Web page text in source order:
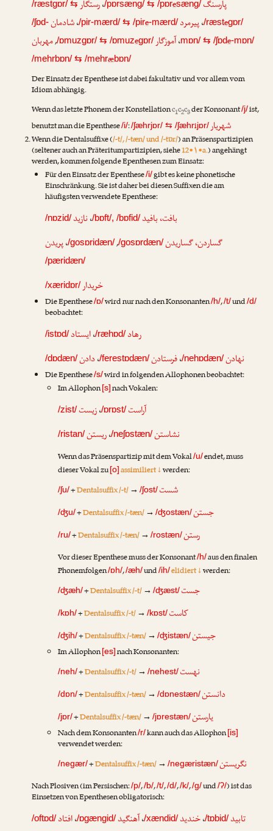
پارسنگ /pɒrsæng/⇆ /pɒresæng/ ،رستگار /ræstgɒr/⇆
/ræstegɒr/ ،پیرمرد /pir-mærd/⇆ /pire-mærd/ ،شادمان /ʃɒd-
mɒn/⇆ /ʃɒde-mɒn/ ،آموزگار /ɒmuzgɒr/⇆ /ɒmuzegɒr/
,مهربان
/mehrbɒn/⇆ /mehræbɒn/
Der Einsatz der Epenthese ist dabei fakultativ und vor allem vom
Idiom abhängig.
Wenn das letzte Phonem der Konstellationc1c2c3der Konsonant/j/ist,
benutzt man die Epenthese/i/:/ʃæhrjɒr/⇆ /ʃæhrijɒr/شهریار
Wenn die Dentalsuffixe (/-t/, /-tæn/ und /-tɒr/) an Präsenspartizipien
(seltener auch an Präteritumpartizipien, siehe12•۱•a.) angehängt
werden, kommen folgende Epenthesen zum Einsatz:
Für den Einsatz der Epenthese/i/gibt es keine phonetische
Einschränkung. Sie ist daher bei diesen Suffixen die am
häufigsten verwendete Epenthese:
بافت، بافید /bɒft/, /bɒfid/،نازید /nɒzid/
گساردن، گساریدن/gosɒrdæn/
,
/gosɒridæn/،پریدن
/pæridæn/
خریدار/xæridɒr/
Die Epenthese/ɒ/wird nur nach den Konsonanten/h/,/t/und/d/
beobachtet:
رهاد /ræhɒd/،ایستاد /istɒd/
نهادن/nehɒdæn/،فرستادن/ferestɒdæn/،دادن/dɒdæn/
Die Epenthese/s/wird in folgenden Allophonen beobachtet:
Im Allophon[s]nach Vokalen:
آراست /ɒrɒst/،زیست /zist/
نشاستن/neʃɒstæn/،ریستن/ristan/
Wenn das Präsenspartizip mit dem Vokal/u/endet, muss
dieser Vokal zu[o] assimiliert ↓werden:
/ʃu/+Dentalsuffix /-t/→/ʃost/شست
/ʤu/+Dentalsuffix /-tæn/→/ʤostæn/جستن
/ru/+Dentalsuffix /-tæn/→/rostæn/رستن
Vor dieser Epenthese muss der Konsonant/h/aus den finalen
Phonemfolgen/ɒh/,/æh/und/ih/elidiert ↓werden:
/ʤæh/+Dentalsuffix /-t/→/ʤæst/جست
/kɒh/+Dentalsuffix /-t/→/kɒst/کاست
/ʤih/+Dentalsuffix /-tæn/→/ʤistæn/جیستن
Im Allophon[es]nach Konsonanten:
/neh/+Dentalsuffix /-t/→/nehest/نهست
/dɒn/+Dentalsuffix /-tæn/→/dɒnestæn/دانستن
/jɒr/+Dentalsuffix /-tæn/→/jɒrestæn/یارستن
Nach dem Konsonanten/r/kann auch das Allophon[is]
verwendet werden:
/negær/+Dentalsuffix /-tæn/→/negæristæn/نگریستن
Nach Plosiven (im Persischen:/p/,/b/,/t/,/d/,/k/,/g/und/ʔ/) ist das
Einsetzen von Epenthesen obligatorisch:
تابید /tɒbid/،خندید /xændid/،آهنگید /ɒgængid/،افتاد /oftɒd/